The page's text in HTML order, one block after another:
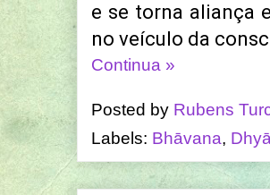
e se torna aliança
no veículo da
Continua »
Posted by Rubens
Labels: Bhāvana,